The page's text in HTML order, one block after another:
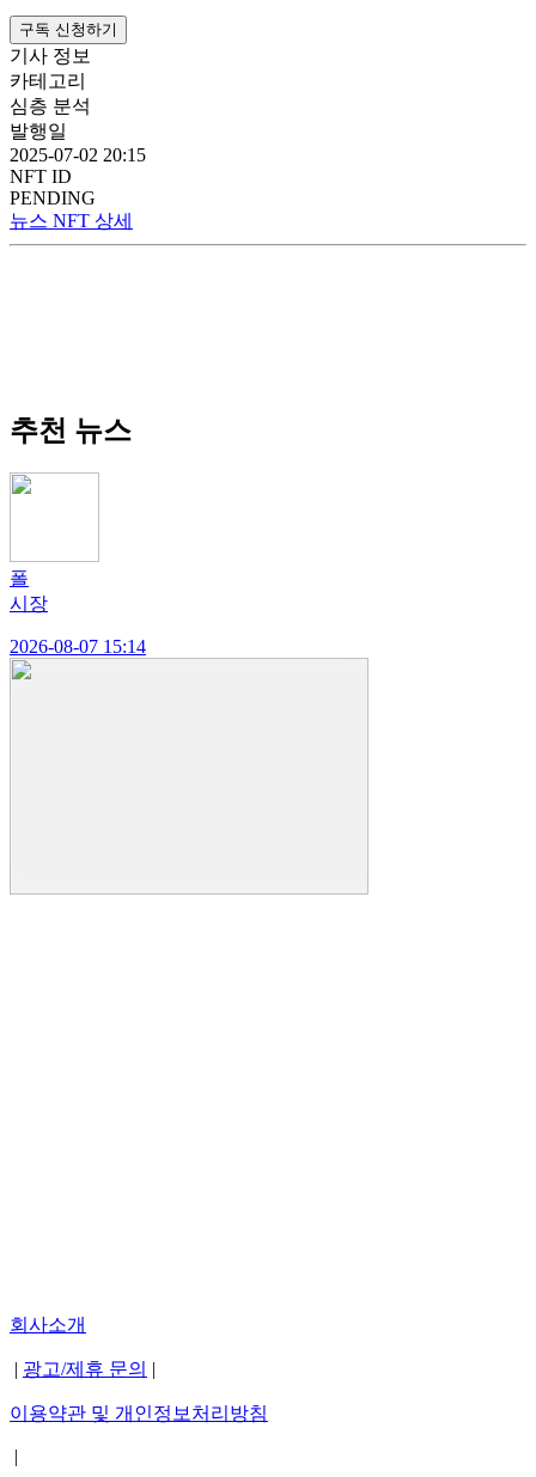
구독 신청하기
기사 정보
카테고리
심층 분석
발행일
2025-07-02 20:15
NFT ID
PENDING
뉴스 NFT 상세
추천 뉴스
폴
시장
2026-08-07 15:14
회사소개
광고/제휴 문의
이용약관 및 개인정보처리방침